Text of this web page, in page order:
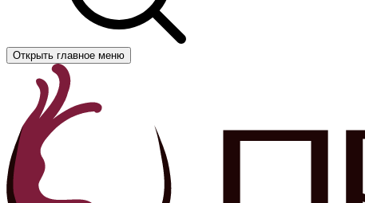
Открыть главное меню